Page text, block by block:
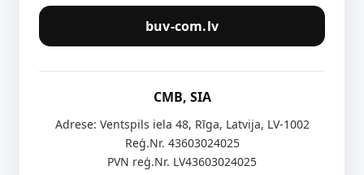
buv-com.lv
CMB, SIA
Adrese: Ventspils iela 48, Rīga, Latvija, LV-1002
Reģ.Nr. 43603024025
PVN reģ.Nr. LV43603024025